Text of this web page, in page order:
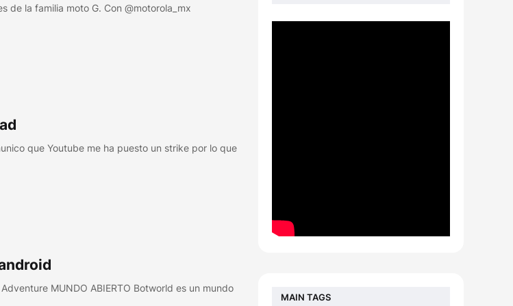
de la familia moto G. Con @motorola_mx
que Youtube me ha puesto un strike por lo que
MUNDO ABIERTO Botworld es un mundo
MAIN TAGS